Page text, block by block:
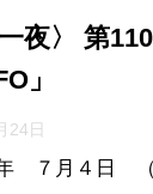
一夜〉 第
」
24日
７月４日 （